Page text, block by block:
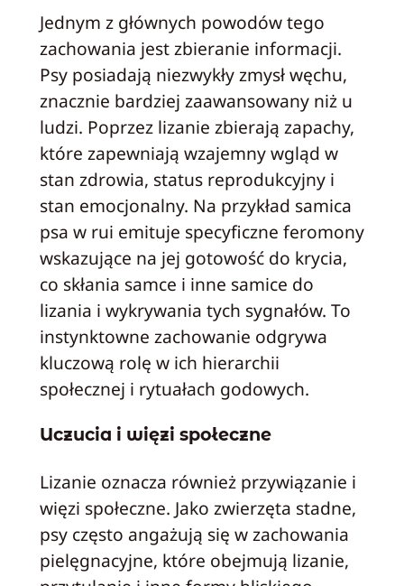
Jednym z głównych powodów tego
zachowania jest zbieranie informacji.
Psy posiadają niezwykły zmysł węchu,
znacznie bardziej zaawansowany niż u
ludzi. Poprzez lizanie zbierają zapachy,
które zapewniają wzajemny wgląd w
stan zdrowia, status reprodukcyjny i
stan emocjonalny. Na przykład samica
psa w rui emituje specyficzne feromony
wskazujące na jej gotowość do krycia,
co skłania samce i inne samice do
lizania i wykrywania tych sygnałów. To
instynktowne zachowanie odgrywa
kluczową rolę w ich hierarchii
społecznej i rytuałach godowych.
Uczucia i więzi społeczne
Lizanie oznacza również przywiązanie i
więzi społeczne. Jako zwierzęta stadne,
psy często angażują się w zachowania
pielęgnacyjne, które obejmują lizanie,